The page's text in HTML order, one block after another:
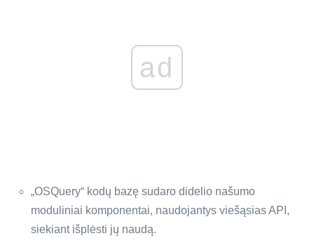
ad
„OSQuery“ kodų bazę sudaro didelio našumo
moduliniai komponentai, naudojantys viešąsias API,
siekiant išplėsti jų naudą.